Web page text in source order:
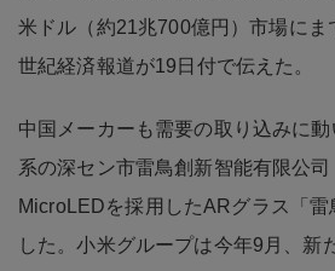
米ドル（約21兆700億円）市場にま
世紀経済報道が19日付で伝えた。
中国メーカーも需要の取り込みに
系の深セン市雷鳥創新智能有限公司
MicroLEDを採用したARグラス「
した。小米グループは今年9月、新